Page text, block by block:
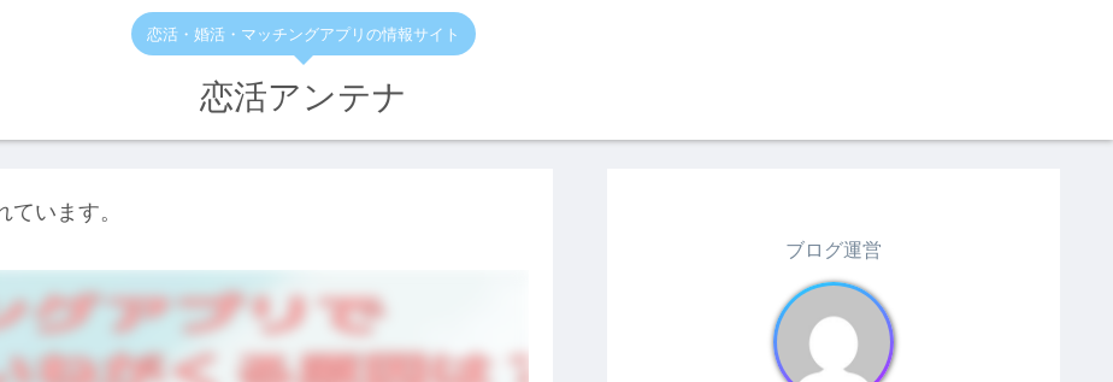
恋活・婚活・マッチングアプリの情報サイト
恋活アンテナ
います。
ブログ運営